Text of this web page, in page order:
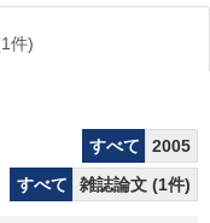
1件)
すべて
2005
すべて
雑誌論文 (1件)